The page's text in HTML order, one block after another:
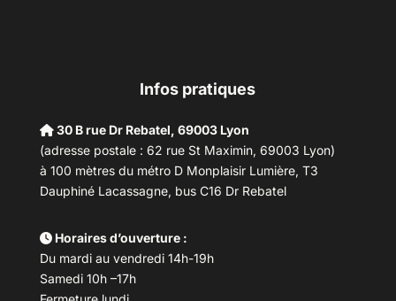
Infos pratiques
30 B rue Dr Rebatel, 69003 Lyon
(adresse postale : 62 rue St Maximin, 69003 Lyon)
à 100 mètres du métro D Monplaisir Lumière, T3
Dauphiné Lacassagne, bus C16 Dr Rebatel
Horaires d’ouverture :
Du mardi au vendredi 14h-19h
Samedi 10h –17h